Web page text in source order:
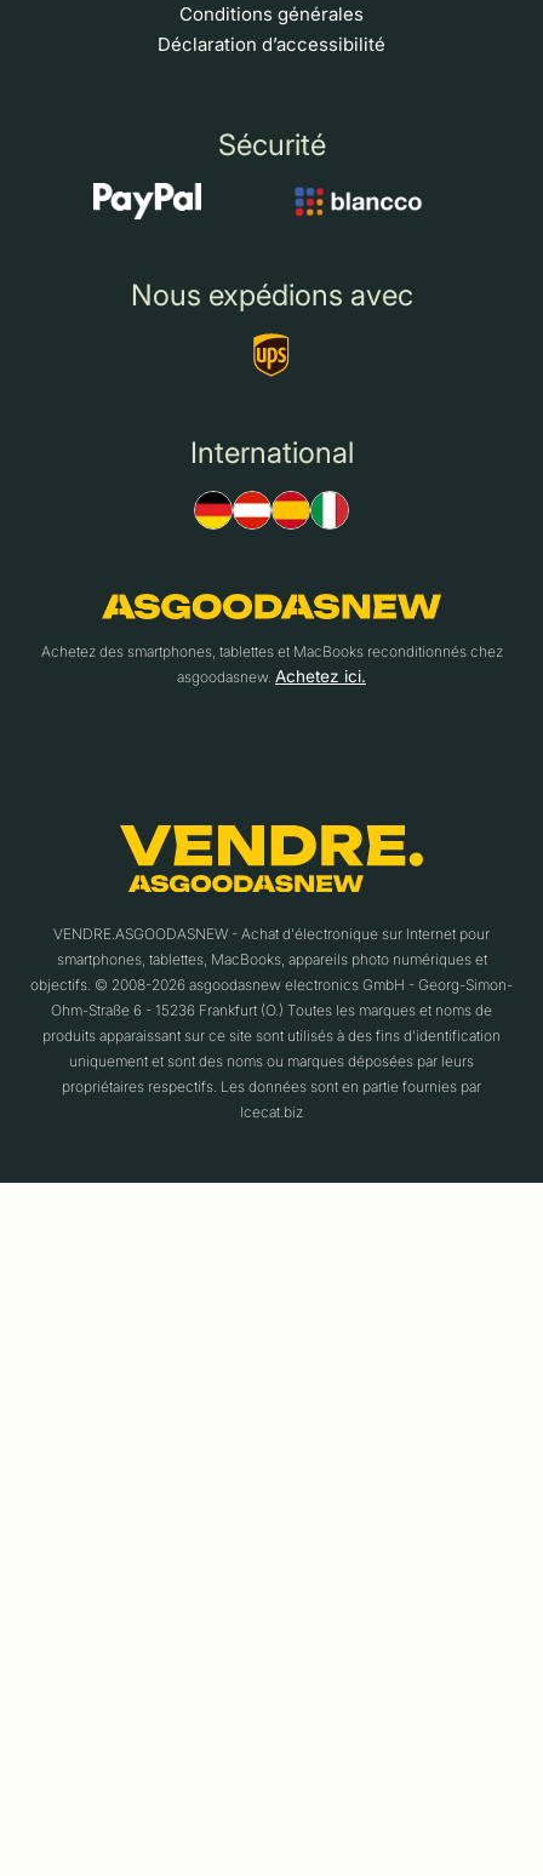
Conditions générales
Déclaration d’accessibilité
Sécurité
Nous expédions avec
International
Achetez des smartphones, tablettes et MacBooks reconditionnés chez
asgoodasnew. Achetez ici.
VENDRE.ASGOODASNEW - Achat d'électronique sur Internet pour
smartphones, tablettes, MacBooks, appareils photo numériques et
objectifs. © 2008-2026 asgoodasnew electronics GmbH - Georg-Simon-
Ohm-Straße 6 - 15236 Frankfurt (O.) Toutes les marques et noms de
produits apparaissant sur ce site sont utilisés à des fins d'identification
uniquement et sont des noms ou marques déposées par leurs
propriétaires respectifs. Les données sont en partie fournies par
Icecat.biz